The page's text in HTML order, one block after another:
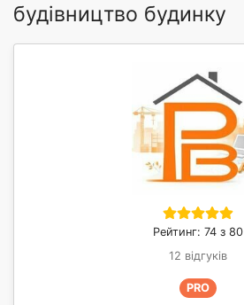
будівництво будинку
Рейтинг: 74 з 80
12 відгуків
PRO